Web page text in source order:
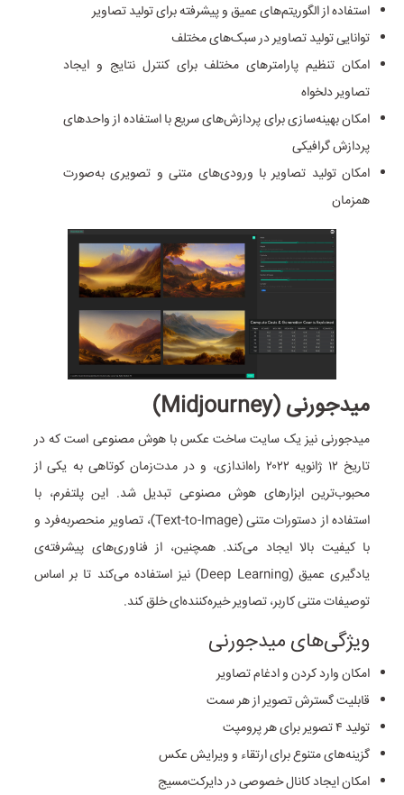
استفاده از الگوریتم‌های عمیق و پیشرفته برای تولید تصاویر
توانایی تولید تصاویر در سبک‌های مختلف
امکان تنظیم پارامترهای مختلف برای کنترل نتایج و ایجاد
تصاویر دلخواه
امکان بهینه‌سازی برای پردازش‌های سریع با استفاده از واحدهای
پردازش گرافیکی
امکان تولید تصاویر با ورودی‌های متنی و تصویری به‌صورت
همزمان
میدجورنی (Midjourney)
میدجورنی نیز یک سایت ساخت عکس با هوش مصنوعی است که در
تاریخ ۱۲ ژانویه ۲۰۲۲ راه‌اندازی، و در مدت‌زمان کوتاهی به یکی از
محبوب‌ترین ابزارهای هوش مصنوعی تبدیل شد. این پلتفرم، با
استفاده از دستورات متنی (Text-to-Image)، تصاویر منحصر‌به‌فرد و
با کیفیت بالا ایجاد می‌کند. همچنین، از فناوری‌های پیشرفته‌ی
یادگیری عمیق (Deep Learning) نیز استفاده می‌کند تا بر اساس
توصیفات متنی کاربر، تصاویر خیره‌کننده‌ای خلق کند.
ویژگی‌های میدجورنی
امکان وارد کردن و ادغام تصاویر
قابلیت گسترش تصویر از هر سمت
تولید ۴ تصویر برای هر پرومپت
گزینه‌های متنوع برای ارتقاء و ویرایش عکس
امکان ایجاد کانال خصوصی در دایرکت‌مسیج